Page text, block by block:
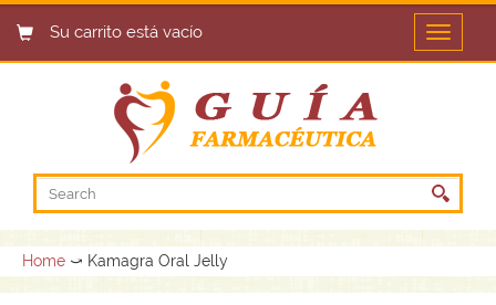
Su carrito está vacío
Open
menu
Home ⤻ Kamagra Oral Jelly